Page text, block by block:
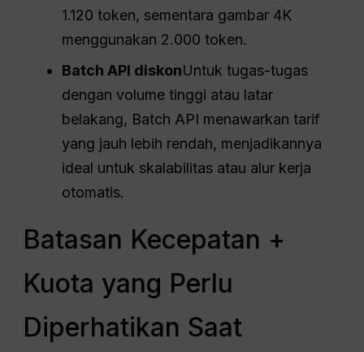
1.120 token, sementara gambar 4K
menggunakan 2.000 token.
Batch API diskonUntuk tugas-tugas
dengan volume tinggi atau latar
belakang, Batch API menawarkan tarif
yang jauh lebih rendah, menjadikannya
ideal untuk skalabilitas atau alur kerja
otomatis.
Batasan Kecepatan +
Kuota yang Perlu
Diperhatikan Saat